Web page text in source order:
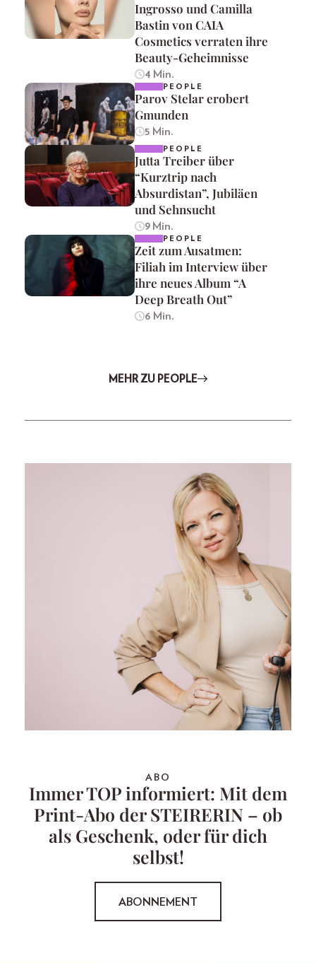
Ingrosso und Camilla
Bastin von CAIA
Cosmetics verraten ihre
Beauty-Geheimnisse
4 Min.
PEOPLE
Parov Stelar erobert
Gmunden
5 Min.
PEOPLE
Jutta Treiber über
“Kurztrip nach
Absurdistan”, Jubiläen
und Sehnsucht
9 Min.
PEOPLE
Zeit zum Ausatmen:
Filiah im Interview über
ihre neues Album “A
Deep Breath Out”
6 Min.
MEHR ZU PEOPLE
ABO
Immer TOP informiert: Mit dem
Print-Abo der STEIRERIN – ob
als Geschenk, oder für dich
selbst!
ABONNEMENT